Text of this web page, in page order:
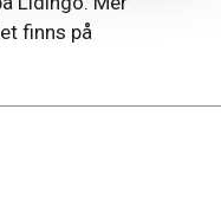
finns på